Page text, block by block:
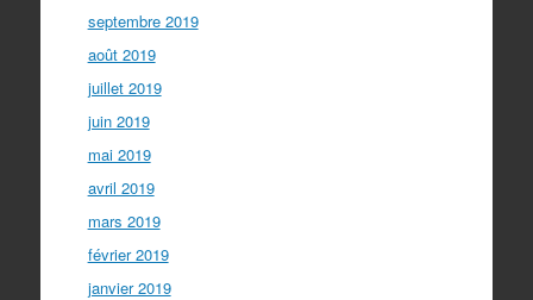
septembre 2019
août 2019
juillet 2019
juin 2019
mai 2019
avril 2019
mars 2019
février 2019
janvier 2019